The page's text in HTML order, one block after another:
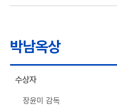
박남옥상
수상자
장윤미 감독